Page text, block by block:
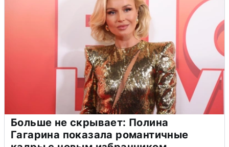
Больше не скрывает: Полина
Гагарина показала романтичные